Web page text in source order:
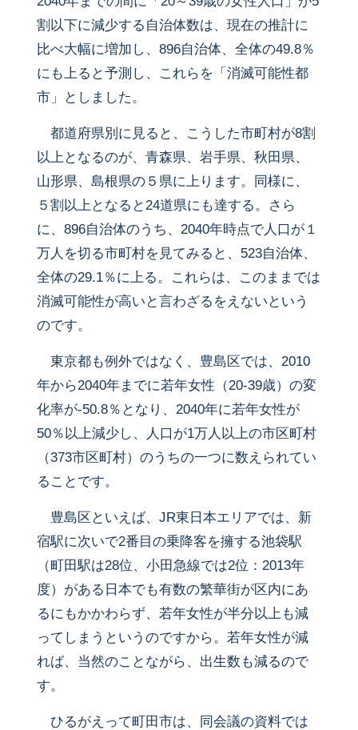
割以下に減少する自治体数は、現在の推計に
比べ大幅に増加し、896自治体、全体の49.8％
にも上ると予測し、これらを「消滅可能性都
市」としました。
都道府県別に見ると、こうした市町村が8割
以上となるのが、青森県、岩手県、秋田県、
山形県、島根県の５県に上ります。同様に、
５割以上となると24道県にも達する。さら
に、896自治体のうち、2040年時点で人口が１
万人を切る市町村を見てみると、523自治体、
全体の29.1％に上る。これらは、このままでは
消滅可能性が高いと言わざるをえないという
のです。
東京都も例外ではなく、豊島区では、2010
年から2040年までに若年女性（20-39歳）の変
化率が-50.8％となり、2040年に若年女性が
50％以上減少し、人口が1万人以上の市区町村
（373市区町村）のうちの一つに数えられてい
ることです。
豊島区といえば、JR東日本エリアでは、新
宿駅に次いで2番目の乗降客を擁する池袋駅
（町田駅は28位、小田急線では2位：2013年
度）がある日本でも有数の繁華街が区内にあ
るにもかかわらず、若年女性が半分以上も減
ってしまうというのですから。若年女性が減
れば、当然のことながら、出生数も減るので
す。
ひるがえって町田市は、同会議の資料では